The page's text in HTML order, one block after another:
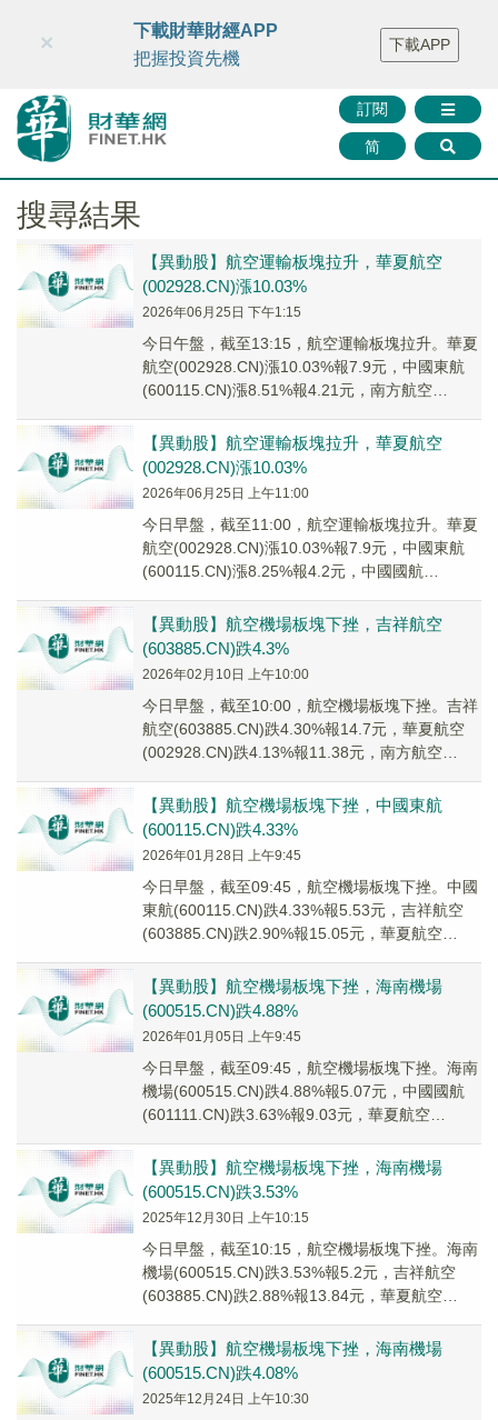
財華智庫網 FINTV FINMETA 財華證券 媒體矩陣
智庫沙龍
聯絡我們
訂閱
简
×
下載財華財經APP
把握投資先機
下載APP
搜尋結果
【異動股】航空運輸板塊拉升，華夏航空
(002928.CN)漲10.03%
2026年06月25日 下午1:15
今日午盤，截至13:15，航空運輸板塊拉升。華夏
航空(002928.CN)漲10.03%報7.9元，中國東航
(600115.CN)漲8.51%報4.21元，南方航空
【異動股】航空運輸板塊拉升，華夏航空
(002928.CN)漲10.03%
2026年06月25日 上午11:00
今日早盤，截至11:00，航空運輸板塊拉升。華夏
航空(002928.CN)漲10.03%報7.9元，中國東航
(600115.CN)漲8.25%報4.2元，中國國航
【異動股】航空機場板塊下挫，吉祥航空
(603885.CN)跌4.3%
2026年02月10日 上午10:00
今日早盤，截至10:00，航空機場板塊下挫。吉祥
航空(603885.CN)跌4.30%報14.7元，華夏航空
(002928.CN)跌4.13%報11.38元，南方航空
【異動股】航空機場板塊下挫，中國東航
(600115.CN)跌4.33%
2026年01月28日 上午9:45
今日早盤，截至09:45，航空機場板塊下挫。中國
東航(600115.CN)跌4.33%報5.53元，吉祥航空
(603885.CN)跌2.90%報15.05元，華夏航空
【異動股】航空機場板塊下挫，海南機場
(600515.CN)跌4.88%
2026年01月05日 上午9:45
今日早盤，截至09:45，航空機場板塊下挫。海南
機場(600515.CN)跌4.88%報5.07元，中國國航
(601111.CN)跌3.63%報9.03元，華夏航空
【異動股】航空機場板塊下挫，海南機場
(600515.CN)跌3.53%
2025年12月30日 上午10:15
今日早盤，截至10:15，航空機場板塊下挫。海南
機場(600515.CN)跌3.53%報5.2元，吉祥航空
(603885.CN)跌2.88%報13.84元，華夏航空
【異動股】航空機場板塊下挫，海南機場
(600515.CN)跌4.08%
2025年12月24日 上午10:30